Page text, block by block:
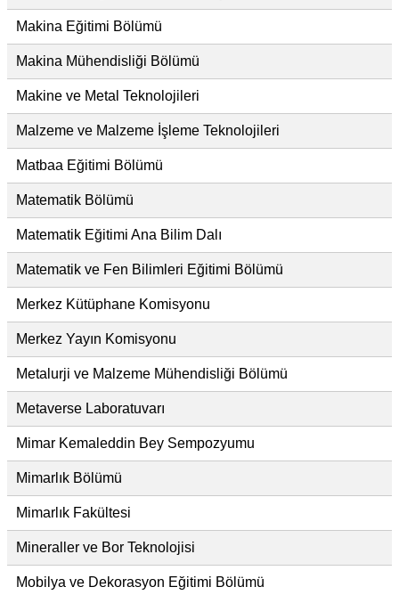
Makina Eğitimi Bölümü
Makina Mühendisliği Bölümü
Makine ve Metal Teknolojileri
Malzeme ve Malzeme İşleme Teknolojileri
Matbaa Eğitimi Bölümü
Matematik Bölümü
Matematik Eğitimi Ana Bilim Dalı
Matematik ve Fen Bilimleri Eğitimi Bölümü
Merkez Kütüphane Komisyonu
Merkez Yayın Komisyonu
Metalurji ve Malzeme Mühendisliği Bölümü
Metaverse Laboratuvarı
Mimar Kemaleddin Bey Sempozyumu
Mimarlık Bölümü
Mimarlık Fakültesi
Mineraller ve Bor Teknolojisi
Mobilya ve Dekorasyon Eğitimi Bölümü